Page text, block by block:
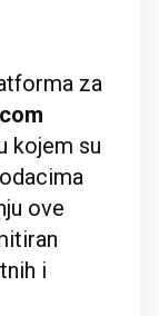
za
kojem su
ove
i